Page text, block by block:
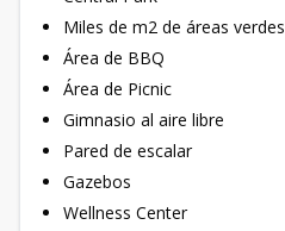
Miles de m2 de áreas verdes
Área de BBQ
Área de Picnic
Gimnasio al aire libre
Pared de escalar
Gazebos
Wellness Center